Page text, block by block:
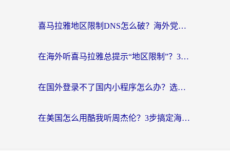
喜马拉雅地区限制DNS怎么破？海外党听国内音乐听书的终极解决方案
在海外听喜马拉雅总提示“地区限制”？3步轻松解除+听国内音乐全攻略
在国外登录不了国内小程序怎么办？选对回国加速器，轻松解锁国内资源
在美国怎么用酷我听周杰伦？3步搞定海外听歌难题